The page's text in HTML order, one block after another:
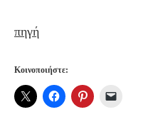
πηγή
Κοινοποιήστε: